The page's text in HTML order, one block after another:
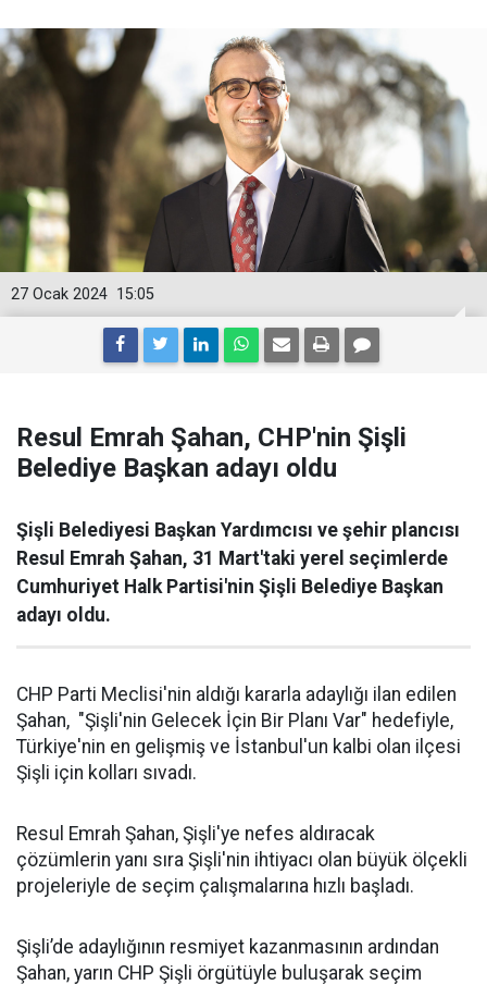
15:05
27 Ocak 2024
Resul Emrah Şahan, CHP'nin Şişli
Belediye Başkan adayı oldu
Şişli Belediyesi Başkan Yardımcısı ve şehir plancısı
Resul Emrah Şahan, 31 Mart'taki yerel seçimlerde
Cumhuriyet Halk Partisi'nin Şişli Belediye Başkan
adayı oldu.
CHP Parti Meclisi'nin aldığı kararla adaylığı ilan edilen
Şahan, "Şişli'nin Gelecek İçin Bir Planı Var" hedefiyle,
Türkiye'nin en gelişmiş ve İstanbul'un kalbi olan ilçesi
Şişli için kolları sıvadı.
Resul Emrah Şahan, Şişli'ye nefes aldıracak
çözümlerin yanı sıra Şişli'nin ihtiyacı olan büyük ölçekli
projeleriyle de seçim çalışmalarına hızlı başladı.
Şişli’de adaylığının resmiyet kazanmasının ardından
Şahan, yarın CHP Şişli örgütüyle buluşarak seçim